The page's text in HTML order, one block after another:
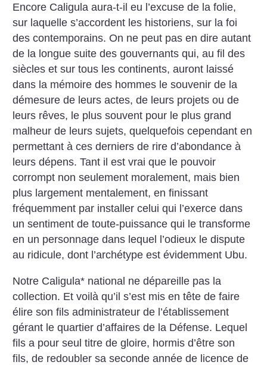
Encore Caligula aura-t-il eu l’excuse de la folie,
sur laquelle s’accordent les historiens, sur la foi
des contemporains. On ne peut pas en dire autant
de la longue suite des gouvernants qui, au fil des
siècles et sur tous les continents, auront laissé
dans la mémoire des hommes le souvenir de la
démesure de leurs actes, de leurs projets ou de
leurs rêves, le plus souvent pour le plus grand
malheur de leurs sujets, quelquefois cependant en
permettant à ces derniers de rire d’abondance à
leurs dépens. Tant il est vrai que le pouvoir
corrompt non seulement moralement, mais bien
plus largement mentalement, en finissant
fréquemment par installer celui qui l’exerce dans
un sentiment de toute-puissance qui le transforme
en un personnage dans lequel l’odieux le dispute
au ridicule, dont l’archétype est évidemment Ubu.
Notre Caligula* national ne dépareille pas la
collection. Et voilà qu’il s’est mis en tête de faire
élire son fils administrateur de l’établissement
gérant le quartier d’affaires de la Défense. Lequel
fils a pour seul titre de gloire, hormis d’être son
fils, de redoubler sa seconde année de licence de